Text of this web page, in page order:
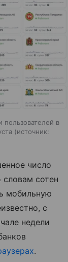
пользователей в
источник:
число
сотен
мобильную
с
недели
.